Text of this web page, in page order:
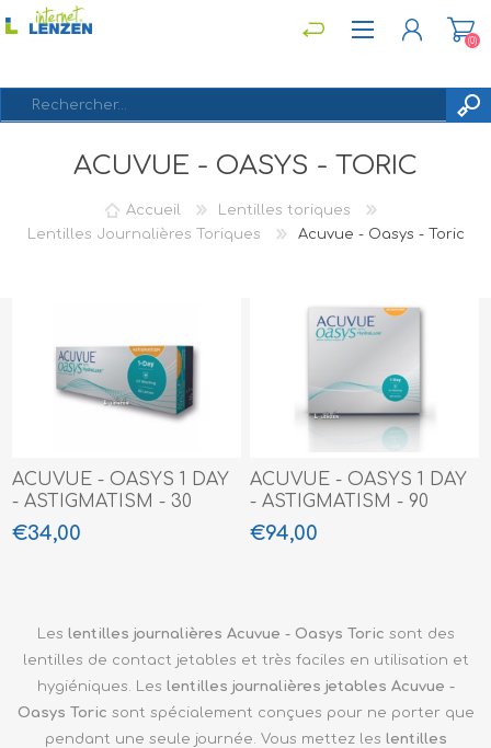
S'ENREGISTRER
CONNEXION
(0)
ACUVUE - OASYS - TORIC
Accueil
Lentilles toriques
Lentilles Journalières Toriques
Acuvue - Oasys - Toric
ACUVUE - OASYS 1 DAY
- ASTIGMATISM - 30
PACK
€34,00
ACUVUE - OASYS 1 DAY
- ASTIGMATISM - 90
PACK
€94,00
Les lentilles journalières Acuvue - Oasys Toric sont des
lentilles de contact jetables et très faciles en utilisation et
hygiéniques. Les lentilles journalières jetables Acuvue -
Oasys Toric sont spécialement conçues pour ne porter que
pendant une seule journée. Vous mettez les lentilles